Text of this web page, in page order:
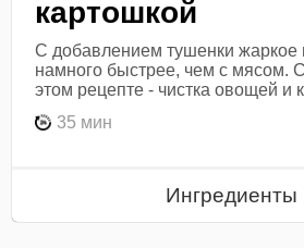
картошкой
С добавлением тушенки жаркое
намного быстрее, чем с мясом.
этом рецепте - чистка овощей и
35 мин
Ингредиенты